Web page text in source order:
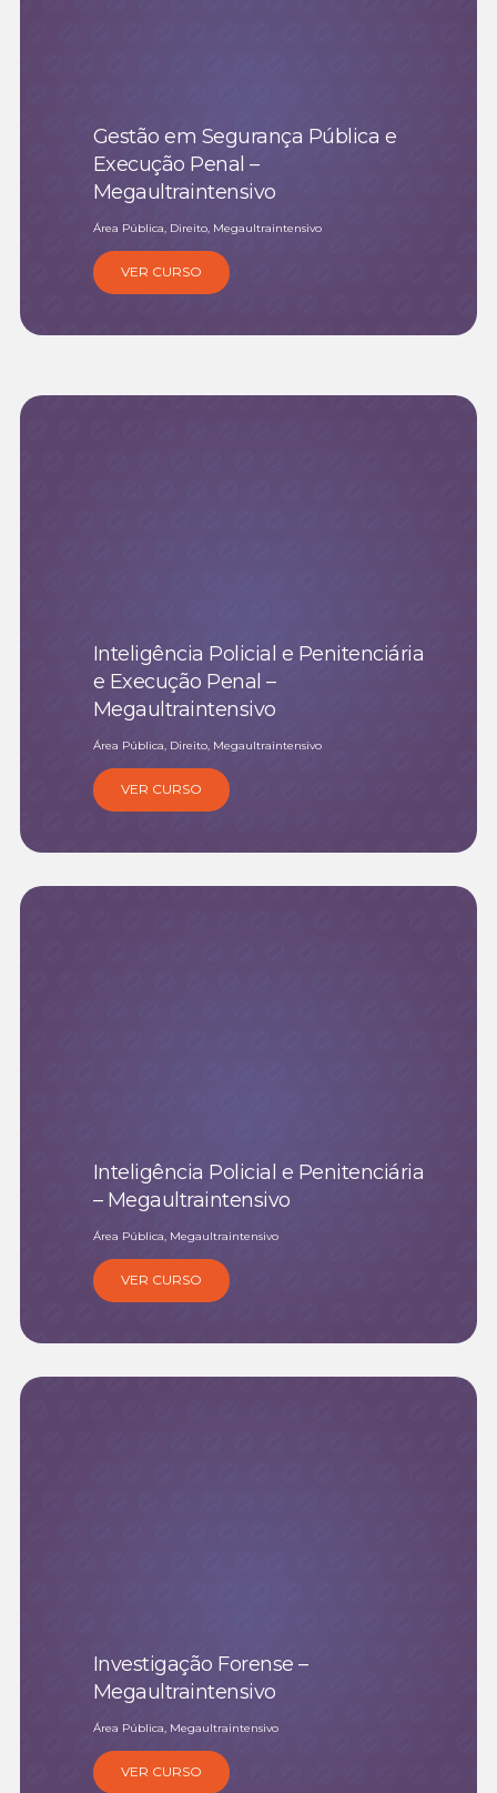
Gestão em Segurança Pública e
Execução Penal –
Megaultraintensivo
Área Pública, Direito, Megaultraintensivo
VER CURSO
Inteligência Policial e Penitenciária
e Execução Penal –
Megaultraintensivo
Área Pública, Direito, Megaultraintensivo
VER CURSO
Inteligência Policial e Penitenciária
– Megaultraintensivo
Área Pública, Megaultraintensivo
VER CURSO
Investigação Forense –
Megaultraintensivo
Área Pública, Megaultraintensivo
VER CURSO